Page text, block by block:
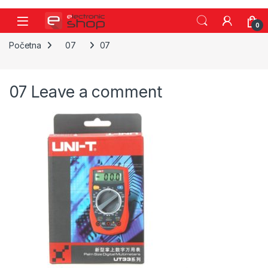
Skip to navigation
Skip to content
0
Početna 07 07
07 Leave a comment